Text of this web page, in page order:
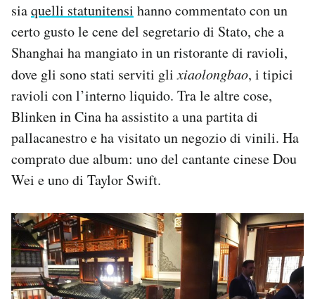
siaquelli statunitensi hanno commentato con un
certo gusto le cene del segretario di Stato, che a
Shanghai ha mangiato in un ristorante di ravioli,
dove gli sono stati serviti glixiaolongbao, i tipici
ravioli con l’interno liquido. Tra le altre cose,
Blinken in Cina ha assistito a una partita di
pallacanestro e ha visitato un negozio di vinili. Ha
comprato due album: uno del cantante cinese Dou
Wei e uno di Taylor Swift.